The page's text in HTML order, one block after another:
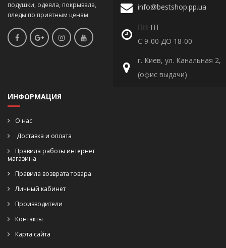
подушки, одеяла, покрывала,
пледы по приятным ценам.
info@bestshop.pp.ua
ПН-ПТ
С 9-00 ДО 18-00
г. Киев, ул. Канальная 2,
(офис выдачи)
ИНФОРМАЦИЯ
О нас
Доставка и оплата
Правила работы интернет
магазина
Правила возврата товара
Личный кабинет
Производители
Контакты
Карта сайта